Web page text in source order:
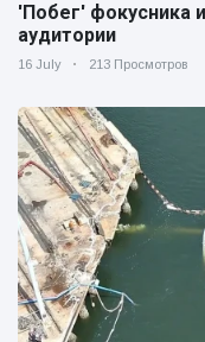
'Побег' фокусника
аудитории
16 July 213 Просмотров